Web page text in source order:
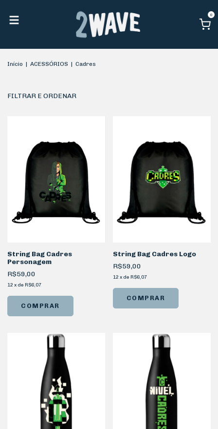
0
Início | ACESSÓRIOS | Cadres
FILTRAR E ORDENAR
String Bag Cadres
Personagem
R$59,00
12 x de R$6,07
String Bag Cadres Logo
R$59,00
12 x de R$6,07